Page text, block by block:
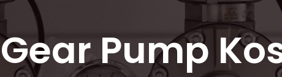
Gear Pump